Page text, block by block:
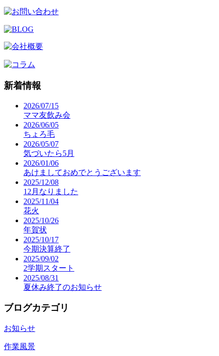
新着情報
2026/07/15
ママ友飲み会
2026/06/05
ちょろ毛
2026/05/07
気づいたら5月
2026/01/06
あけましておめでとうございます
2025/12/08
12月なりました
2025/11/04
花火
2025/10/26
年賀状
2025/10/17
今期決算終了
2025/09/02
2学期スタート
2025/08/31
夏休み終了のお知らせ
ブログカテゴリ
お知らせ
作業風景